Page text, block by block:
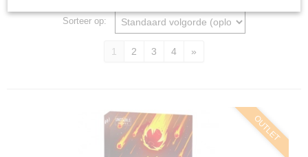
Sorteer op:
1 2 3 4 »
OUTLET